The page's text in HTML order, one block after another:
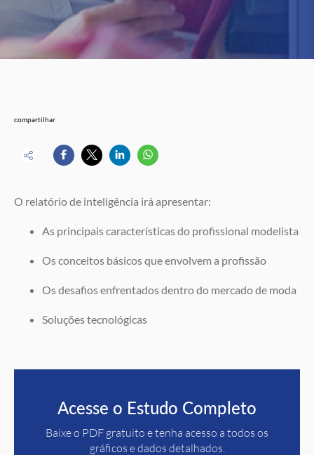
compartilhar
O relatório de inteligência irá apresentar:
As principais características do profissional modelista
Os conceitos básicos que envolvem a profissão
Os desafios enfrentados dentro do mercado de moda
Soluções tecnológicas
Acesse o Estudo Completo
Baixe o PDF gratuito e tenha acesso a todos os
gráficos e dados detalhados.